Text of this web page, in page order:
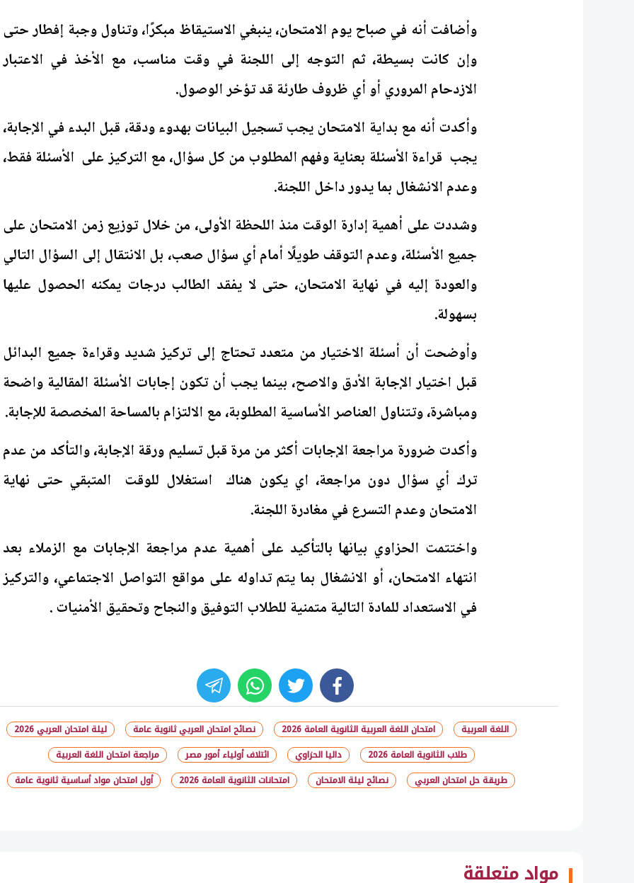
وأضافت أنه في صباح يوم الامتحان، ينبغي الاستيقاظ مبكرًا، وتناول وجبة إفطار حتى
وإن كانت بسيطة، ثم التوجه إلى اللجنة في وقت مناسب، مع الأخذ في الاعتبار
الازدحام المروري أو أي ظروف طارئة قد تؤخر الوصول.
وأكدت أنه مع بداية الامتحان يجب تسجيل البيانات بهدوء ودقة، قبل البدء في الإجابة،
يجب قراءة الأسئلة بعناية وفهم المطلوب من كل سؤال، مع التركيز على الأسئلة فقط،
وعدم الانشغال بما يدور داخل اللجنة.
وشددت على أهمية إدارة الوقت منذ اللحظة الأولى، من خلال توزيع زمن الامتحان على
جميع الأسئلة، وعدم التوقف طويلًا أمام أي سؤال صعب، بل الانتقال إلى السؤال التالي
والعودة إليه في نهاية الامتحان، حتى لا يفقد الطالب درجات يمكنه الحصول عليها
بسهولة.
وأوضحت أن أسئلة الاختيار من متعدد تحتاج إلى تركيز شديد وقراءة جميع البدائل
قبل اختيار الإجابة الأدق والاصح، بينما يجب أن تكون إجابات الأسئلة المقالية واضحة
ومباشرة، وتتناول العناصر الأساسية المطلوبة، مع الالتزام بالمساحة المخصصة للإجابة.
وأكدت ضرورة مراجعة الإجابات أكثر من مرة قبل تسليم ورقة الإجابة، والتأكد من عدم
ترك أي سؤال دون مراجعة، اي يكون هناك استغلال للوقت المتبقي حتى نهاية
الامتحان وعدم التسرع في مغادرة اللجنة.
واختتمت الحزاوي بيانها بالتأكيد على أهمية عدم مراجعة الإجابات مع الزملاء بعد
انتهاء الامتحان، أو الانشغال بما يتم تداوله على مواقع التواصل الاجتماعي، والتركيز
في الاستعداد للمادة التالية متمنية للطلاب التوفيق والنجاح وتحقيق الأمنيات .
facebook
twitter
whats
اللغة العربية امتحان اللغة العربية الثانوية العامة 2026 نصائح امتحان العربي ثانوية عامة
ليلة امتحان العربي 2026
طلاب الثانوية العامة 2026
داليا الحزاوي ائتلاف أولياء أمور مصر
مراجعة امتحان اللغة العربية
طريقة حل امتحان العربي
نصائح ليلة الامتحان امتحانات الثانوية العامة 2026 أول امتحان مواد أساسية ثانوية عامة
مواد متعلقة